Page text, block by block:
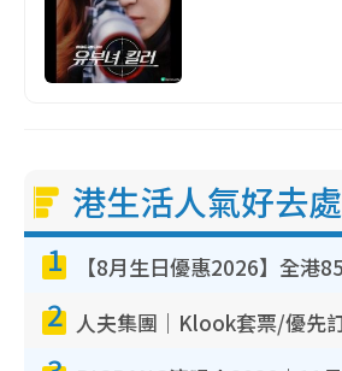
港生活人氣好去處
1
2